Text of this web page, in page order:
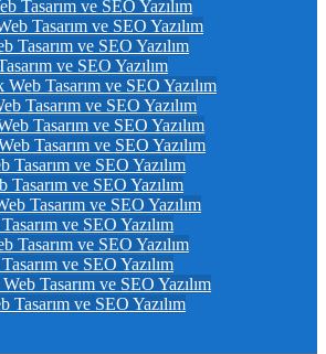
Tasarım ve SEO Yazılım
Tasarım ve SEO Yazılım
Tasarım ve SEO Yazılım
ve SEO Yazılım
Tasarım ve SEO Yazılım
Tasarım ve SEO Yazılım
Tasarım ve SEO Yazılım
Tasarım ve SEO Yazılım
Tasarım ve SEO Yazılım
Tasarım ve SEO Yazılım
Tasarım ve SEO Yazılım
ve SEO Yazılım
Tasarım ve SEO Yazılım
ve SEO Yazılım
Tasarım ve SEO Yazılım
Tasarım ve SEO Yazılım